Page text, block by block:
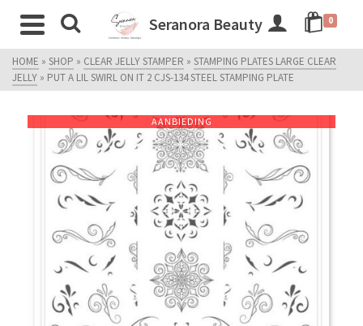
Seranora Beauty 0
HOME » SHOP » CLEAR JELLY STAMPER » STAMPING PLATES LARGE CLEAR
JELLY » PUT A LIL SWIRL ON IT 2 CJS-134 STEEL STAMPING PLATE
AANBIEDING